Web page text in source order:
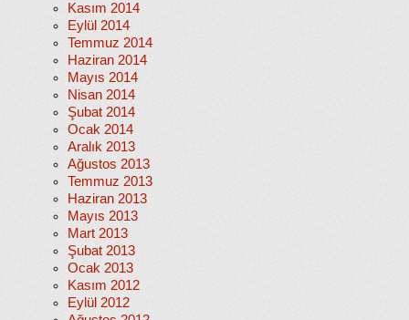
Kasım 2014
Eylül 2014
Temmuz 2014
Haziran 2014
Mayıs 2014
Nisan 2014
Şubat 2014
Ocak 2014
Aralık 2013
Ağustos 2013
Temmuz 2013
Haziran 2013
Mayıs 2013
Mart 2013
Şubat 2013
Ocak 2013
Kasım 2012
Eylül 2012